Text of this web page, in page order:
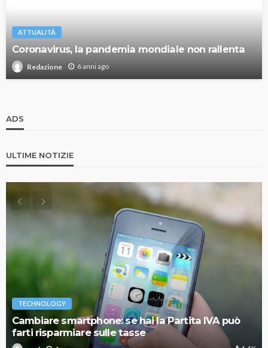
ATTUALITÀ
Coronavirus, la pandemia mondiale non rallenta
Redazione 6 anni ago
ADS
ULTIME NOTIZIE
TECHNOLOGY
Cambiare smartphone: se hai la Partita IVA può
farti risparmiare sulle tasse